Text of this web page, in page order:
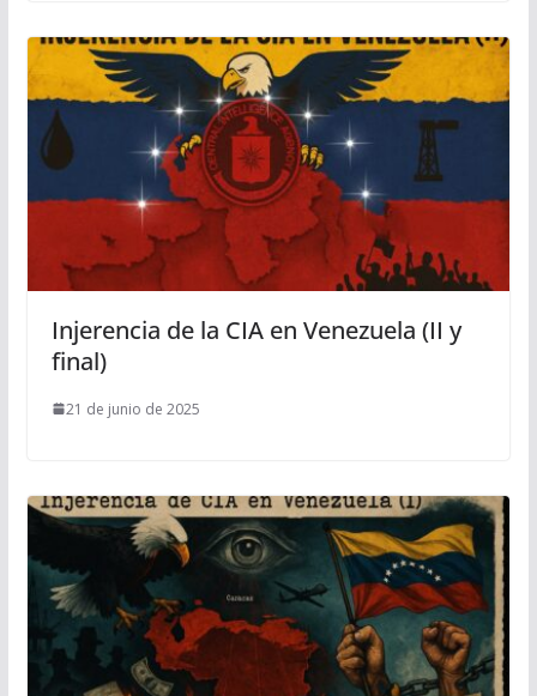
Injerencia de la CIA en Venezuela (II y
final)
21 de junio de 2025